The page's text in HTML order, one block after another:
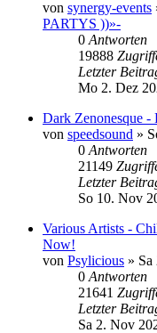
von synergy-events
PARTYS ))»-
0 Antworten
19888
Letzter
Mo 2. Dez
Dark Zenonesque -
von speedsound »
0 Antworten
21149
Letzter
So 10. Nov
Various Artists -
Now!
von Psylicious »
0 Antworten
21641
Letzter
Sa 2. Nov